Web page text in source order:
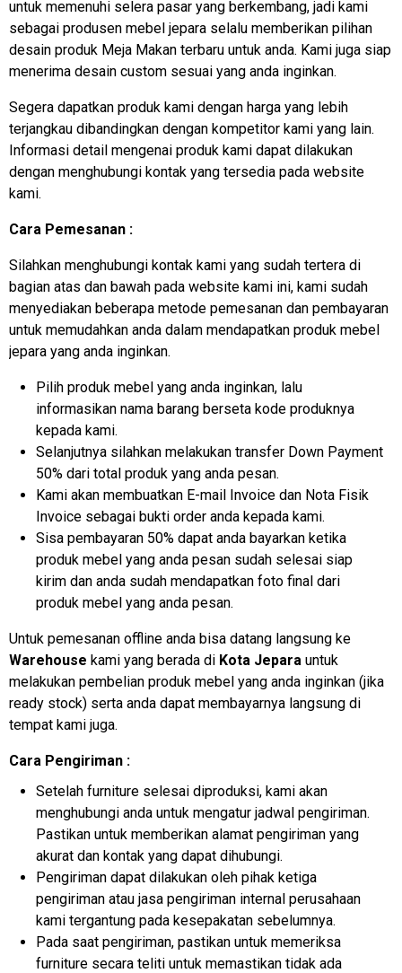
untuk memenuhi selera pasar yang berkembang, jadi kami
sebagai produsen mebel jepara selalu memberikan pilihan
desain produk Meja Makan terbaru untuk anda. Kami juga siap
menerima desain custom sesuai yang anda inginkan.
Segera dapatkan produk kami dengan harga yang lebih
terjangkau dibandingkan dengan kompetitor kami yang lain.
Informasi detail mengenai produk kami dapat dilakukan
dengan menghubungi kontak yang tersedia pada website
kami.
Cara Pemesanan :
Silahkan menghubungi kontak kami yang sudah tertera di
bagian atas dan bawah pada website kami ini, kami sudah
menyediakan beberapa metode pemesanan dan pembayaran
untuk memudahkan anda dalam mendapatkan produk mebel
jepara yang anda inginkan.
Pilih produk mebel yang anda inginkan, lalu
informasikan nama barang berseta kode produknya
kepada kami.
Selanjutnya silahkan melakukan transfer Down Payment
50% dari total produk yang anda pesan.
Kami akan membuatkan E-mail Invoice dan Nota Fisik
Invoice sebagai bukti order anda kepada kami.
Sisa pembayaran 50% dapat anda bayarkan ketika
produk mebel yang anda pesan sudah selesai siap
kirim dan anda sudah mendapatkan foto final dari
produk mebel yang anda pesan.
Untuk pemesanan offline anda bisa datang langsung ke
Warehouse kami yang berada di Kota Jepara untuk
melakukan pembelian produk mebel yang anda inginkan (jika
ready stock) serta anda dapat membayarnya langsung di
tempat kami juga.
Cara Pengiriman :
Setelah furniture selesai diproduksi, kami akan
menghubungi anda untuk mengatur jadwal pengiriman.
Pastikan untuk memberikan alamat pengiriman yang
akurat dan kontak yang dapat dihubungi.
Pengiriman dapat dilakukan oleh pihak ketiga
pengiriman atau jasa pengiriman internal perusahaan
kami tergantung pada kesepakatan sebelumnya.
Pada saat pengiriman, pastikan untuk memeriksa
furniture secara teliti untuk memastikan tidak ada